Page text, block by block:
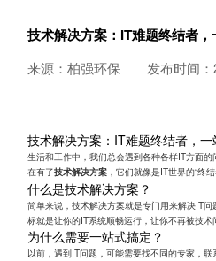
技术解决方案：IT难题终结者，
来源：柏强环保 发布时间
技术解决方案：IT难题终结者，一
生活和工作中，我们总会遇到各种各样IT方面
在有了技术解决方案 ，它们就像是IT世界的“终
什么是技术解决方案？
简单来说，技术解决方案就是专门用来解决IT
标就是让你的IT系统顺畅运行，让你不再被技术
为什么需要一站式搞定？
以前，遇到IT问题，可能需要找不同的专家，